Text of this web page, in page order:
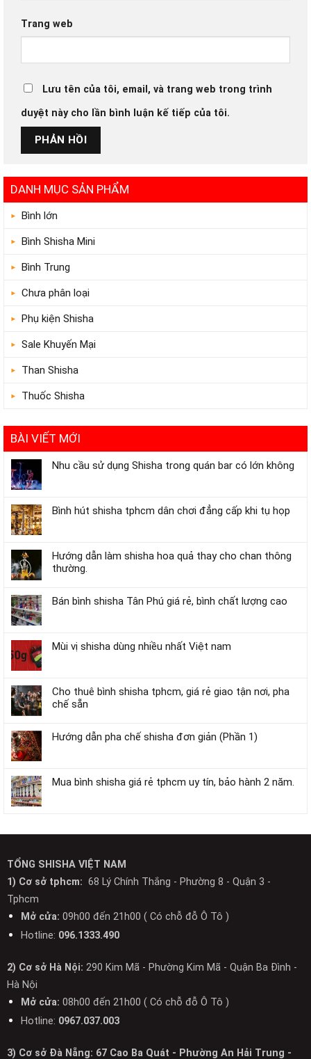
DANH MỤC SẢN PHẨM
Bình lớn
Bình Shisha Mini
Bình Trung
Chưa phân loại
Phụ kiện Shisha
Sale Khuyến Mại
Than Shisha
Thuốc Shisha
BÀI VIẾT MỚI
Nhu cầu sử dụng Shisha trong quán bar có lớn không
Bình hút shisha tphcm dân chơi đẳng cấp khi tụ họp
Hướng dẫn làm shisha hoa quả thay cho chan thông
thường.
Bán bình shisha Tân Phú giá rẻ, bình chất lượng cao
Mùi vị shisha dùng nhiều nhất Việt nam
Cho thuê bình shisha tphcm, giá rẻ giao tận nơi, pha
chế sẵn
Hướng dẫn pha chế shisha đơn giản (Phần 1)
Mua bình shisha giá rẻ tphcm uy tín, bảo hành 2 năm.
Trang web
Lưu tên của tôi, email, và trang web trong trình
duyệt này cho lần bình luận kế tiếp của tôi.
TỔNG SHISHA VIỆT NAM
1) Cơ sở tphcm: 68 Lý Chính Thắng - Phường 8 - Quận 3 -
Tphcm
Mở cửa: 09h00 đến 21h00 ( Có chỗ đỗ Ô Tô )
Hotline: 096.1333.490
2) Cơ sở Hà Nội: 290 Kim Mã - Phường Kim Mã - Quận Ba Đình -
Hà Nội
Mở cửa: 08h00 đến 21h00 ( Có chỗ đỗ Ô Tô )
Hotline: 0967.037.003
3) Cơ sở Đà Nẵng: 67 Cao Ba Quát - Phường An Hải Trung -